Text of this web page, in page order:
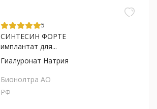
5
СИНТЕСИН ФОРТЕ
имплантат для...
Гиалуронат Натрия
Бионолтра АО
РФ